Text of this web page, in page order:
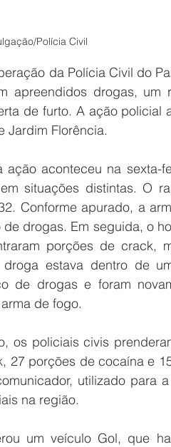
Polícia Civil
da Polícia Civil do
apreendidos drogas, um
de furto. A ação policial
Jardim Florência.
aconteceu na sexta-
situações distintas. O
Conforme apurado, a
drogas. Em seguida, o
porções de crack,
droga estava dentro de
de drogas e foram
de fogo.
os policiais civis
27 porções de cocaína e
utilizado para
na região.
um veículo Gol, que